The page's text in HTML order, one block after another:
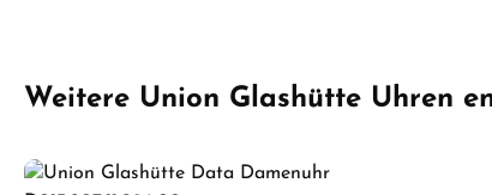
Produktgalerie überspringen
Weitere Union Glashütte Uhren